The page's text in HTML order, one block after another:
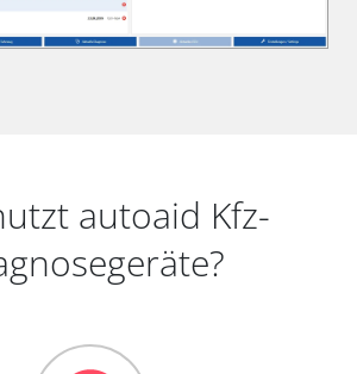
autoaid Kfz-